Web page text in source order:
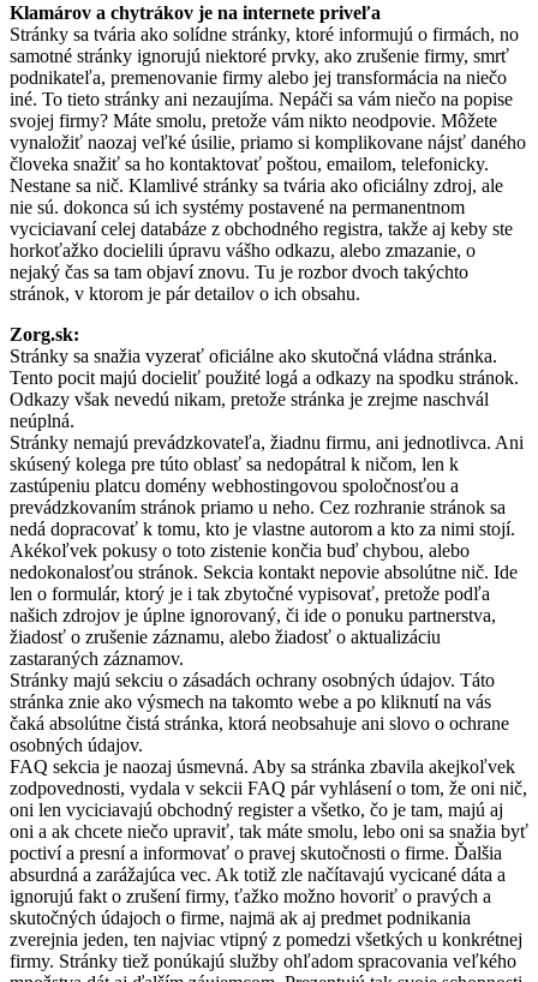
Klamárov a chytrákov je na internete priveľa
Stránky sa tvária ako solídne stránky, ktoré informujú o firmách, no
samotné stránky ignorujú niektoré prvky, ako zrušenie firmy, smrť
podnikateľa, premenovanie firmy alebo jej transformácia na niečo
iné. To tieto stránky ani nezaujíma. Nepáči sa vám niečo na popise
svojej firmy? Máte smolu, pretože vám nikto neodpovie. Môžete
vynaložiť naozaj veľké úsilie, priamo si komplikovane nájsť daného
človeka snažiť sa ho kontaktovať poštou, emailom, telefonicky.
Nestane sa nič. Klamlivé stránky sa tvária ako oficiálny zdroj, ale
nie sú. dokonca sú ich systémy postavené na permanentnom
vyciciavaní celej databáze z obchodného registra, takže aj keby ste
horkoťažko docielili úpravu vášho odkazu, alebo zmazanie, o
nejaký čas sa tam objaví znovu. Tu je rozbor dvoch takýchto
stránok, v ktorom je pár detailov o ich obsahu.
Zorg.sk:
Stránky sa snažia vyzerať oficiálne ako skutočná vládna stránka.
Tento pocit majú docieliť použité logá a odkazy na spodku stránok.
Odkazy však nevedú nikam, pretože stránka je zrejme naschvál
neúplná.
Stránky nemajú prevádzkovateľa, žiadnu firmu, ani jednotlivca. Ani
skúsený kolega pre túto oblasť sa nedopátral k ničom, len k
zastúpeniu platcu domény webhostingovou spoločnosťou a
prevádzkovaním stránok priamo u neho. Cez rozhranie stránok sa
nedá dopracovať k tomu, kto je vlastne autorom a kto za nimi stojí.
Akékoľvek pokusy o toto zistenie končia buď chybou, alebo
nedokonalosťou stránok. Sekcia kontakt nepovie absolútne nič. Ide
len o formulár, ktorý je i tak zbytočné vypisovať, pretože podľa
našich zdrojov je úplne ignorovaný, či ide o ponuku partnerstva,
žiadosť o zrušenie záznamu, alebo žiadosť o aktualizáciu
zastaraných záznamov.
Stránky majú sekciu o zásadách ochrany osobných údajov. Táto
stránka znie ako výsmech na takomto webe a po kliknutí na vás
čaká absolútne čistá stránka, ktorá neobsahuje ani slovo o ochrane
osobných údajov.
FAQ sekcia je naozaj úsmevná. Aby sa stránka zbavila akejkoľvek
zodpovednosti, vydala v sekcii FAQ pár vyhlásení o tom, že oni nič,
oni len vyciciavajú obchodný register a všetko, čo je tam, majú aj
oni a ak chcete niečo upraviť, tak máte smolu, lebo oni sa snažia byť
poctiví a presní a informovať o pravej skutočnosti o firme. Ďalšia
absurdná a zarážajúca vec. Ak totiž zle načítavajú vycicané dáta a
ignorujú fakt o zrušení firmy, ťažko možno hovoriť o pravých a
skutočných údajoch o firme, najmä ak aj predmet podnikania
zverejnia jeden, ten najviac vtipný z pomedzi všetkých u konkrétnej
firmy. Stránky tiež ponúkajú služby ohľadom spracovania veľkého